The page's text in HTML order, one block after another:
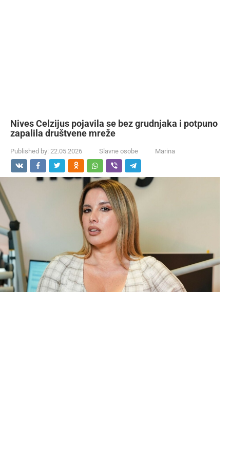
Nives Celzijus pojavila se bez grudnjaka i potpuno
zapalila društvene mreže
Published by: 22.05.2026 Slavne osobe Marina